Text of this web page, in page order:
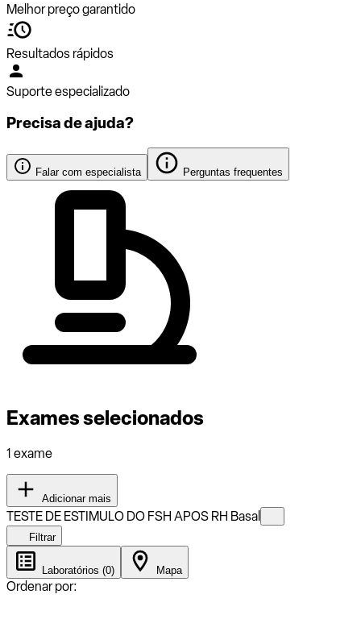
Melhor preço garantido
Resultados rápidos
Suporte especializado
Precisa de ajuda?
Falar com especialista Perguntas frequentes
Exames selecionados
1 exame
Adicionar mais
TESTE DE ESTIMULO DO FSH APOS RH Basal
Filtrar
Laboratórios (0) Mapa
Ordenar por: